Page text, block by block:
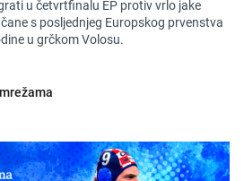
u četvrtfinalu EP protiv vrlo jake
s posljednjeg Europskog prvenstva
u grčkom Volosu.